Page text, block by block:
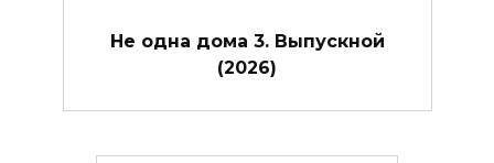
Не одна дома 3. Выпускной
(2026)